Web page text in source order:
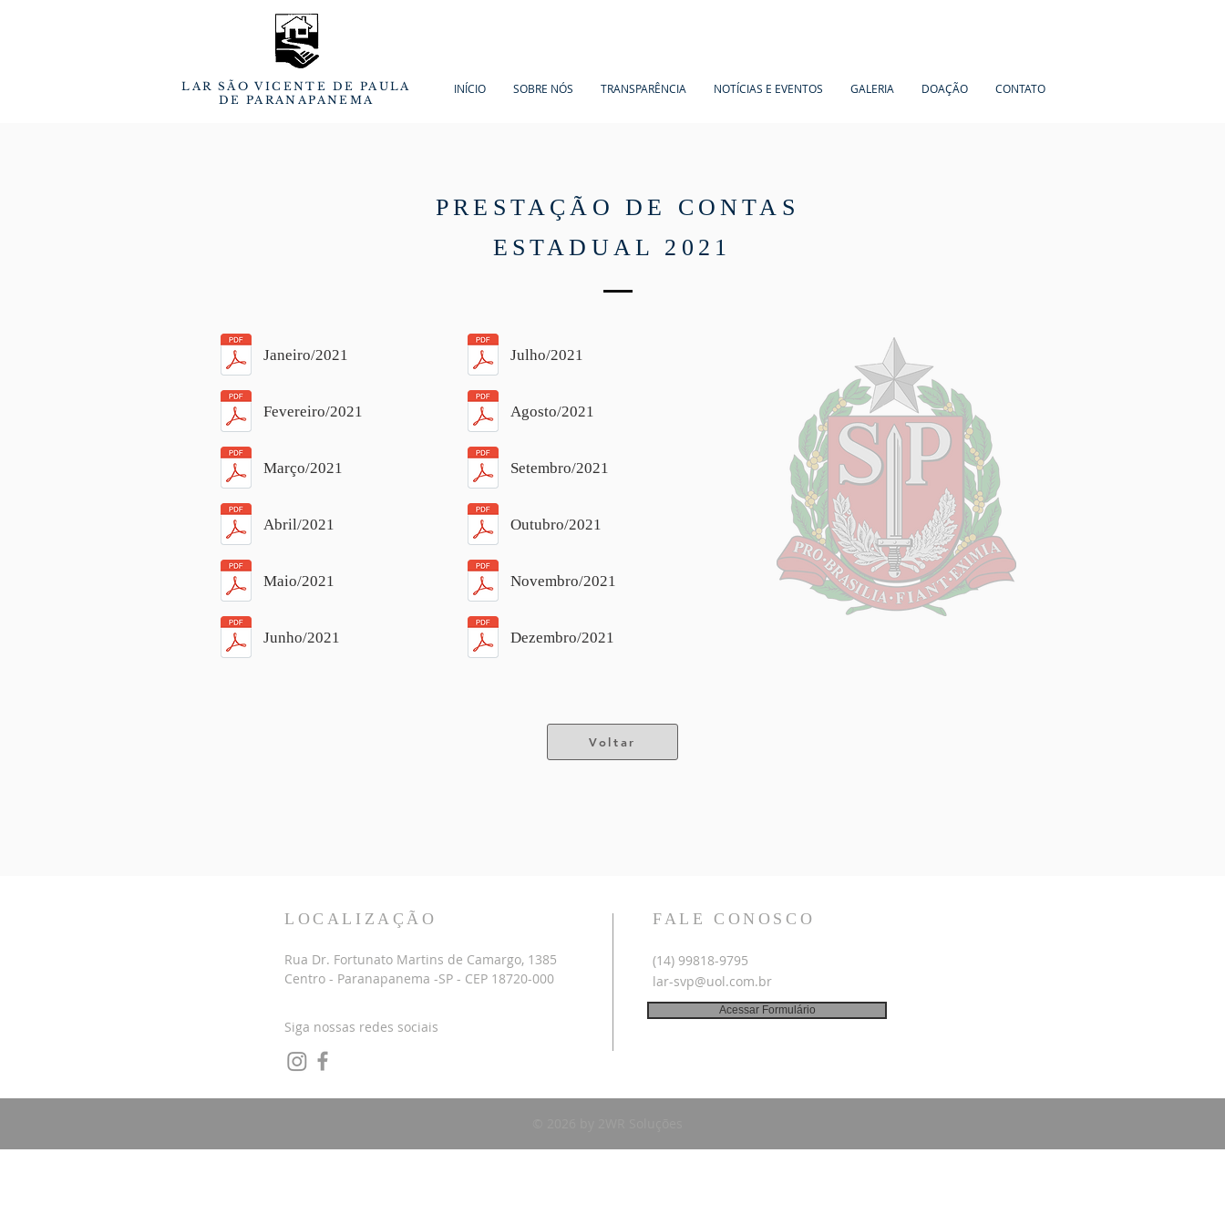
LAR SÃO VICENTE DE PAULA
DE PARANAPANEMA
INÍCIO SOBRE NÓS TRANSPARÊNCIA NOTÍCIAS E EVENTOS GALERIA DOAÇÃO CONTATO
PRESTAÇÃO DE CONTAS
ESTADUAL 2021
Janeiro/2021
Fevereiro/2021
Março/2021
Abril/2021
Maio/2021
Julho/2021
Agosto/2021
Setembro/2021
Outubro/2021
Novembro/2021
Junho/2021 Dezembro/2021
Voltar
LOCALIZAÇÃO
Rua Dr. Fortunato Martins de Camargo, 1385
Centro - Paranapanema -SP - CEP 18720-000
Siga nossas redes sociais
FALE CONOSCO
​(14) 99818-9795
lar-svp@uol.com.br
Acessar Formulário